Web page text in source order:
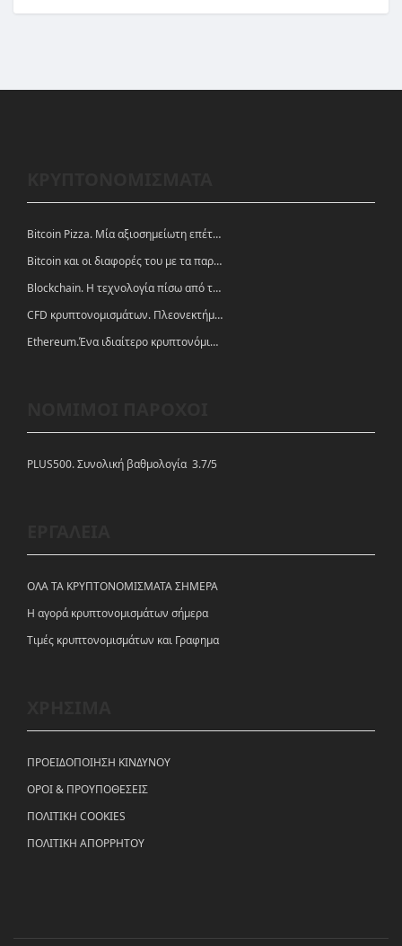
Bitcoin Pizza. Μία αξιοσημείωτη επέτειος.
Bitcoin και οι διαφορές του με τα παραδοσιακά νομίσματα
Blockchain. Η τεχνολογία πίσω από τα κρυπτονομίσματα
CFD κρυπτονομισμάτων. Πλεονεκτήματα και ευκαιρίες
Ethereum.Ένα ιδιαίτερο κρυπτονόμισμα-πλατφόρμα
PLUS500. Συνολική βαθμολογία 3.7/5
ΟΛΑ ΤΑ ΚΡΥΠΤΟΝΟΜΙΣΜΑΤΑ ΣΗΜΕΡΑ
Η αγορά κρυπτονομισμάτων σήμερα
Tιμές κρυπτονομισμάτων και Γραφημα
ΠΡΟΕΙΔΟΠΟΙΗΣΗ ΚΙΝΔΥΝΟΥ
ΟΡΟΙ & ΠΡΟΥΠΟΘΕΣΕΙΣ
ΠΟΛΙΤΙΚΗ COOKIES
ΠΟΛΙΤΙΚΗ ΑΠΟΡΡΗΤΟΥ